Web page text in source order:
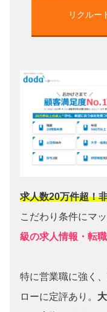
リクルー
求人数20万件超！
こだわり条件にマ
級の求人情報・転
特に営業職に強く
ローに定評あり。